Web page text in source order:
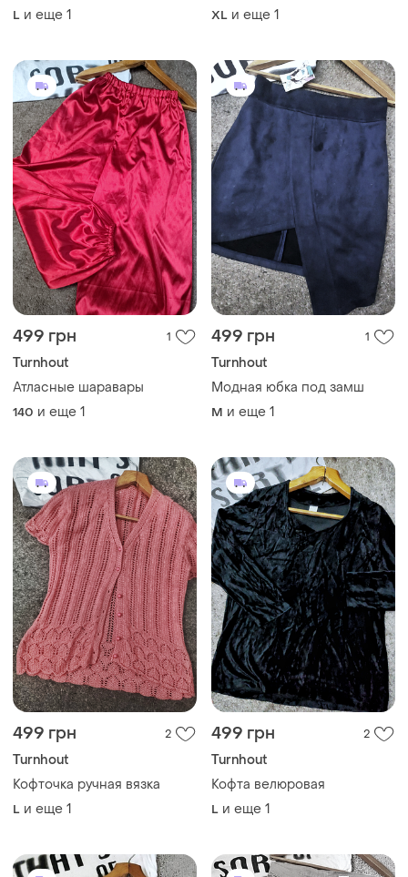
L и еще 1 XL и еще 1
499 грн 1
Turnhout
Атласные шаравары
140 и еще 1
499 грн 1
Turnhout
Модная юбка под замш
M и еще 1
499 грн 2
Turnhout
Кофточка ручная вязка
L и еще 1
499 грн 2
Turnhout
Кофта велюровая
L и еще 1